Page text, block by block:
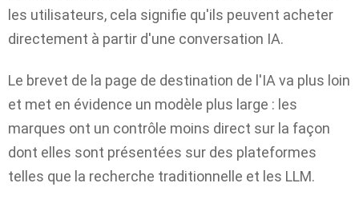
les utilisateurs, cela signifie qu'ils peuvent acheter
directement à partir d'une conversation IA.
Le brevet de la page de destination de l'IA va plus loin
et met en évidence un modèle plus large : les
marques ont un contrôle moins direct sur la façon
dont elles sont présentées sur des plateformes
telles que la recherche traditionnelle et les LLM.